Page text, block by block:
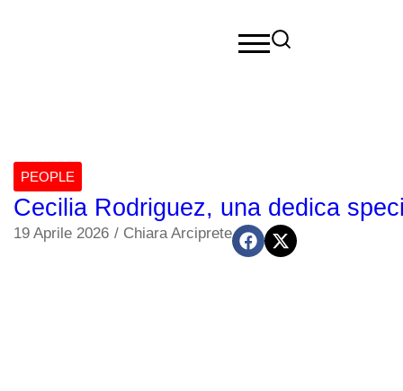
PEOPLE
Cecilia Rodriguez, una dedica
19 Aprile 2026 / Chiara Arciprete